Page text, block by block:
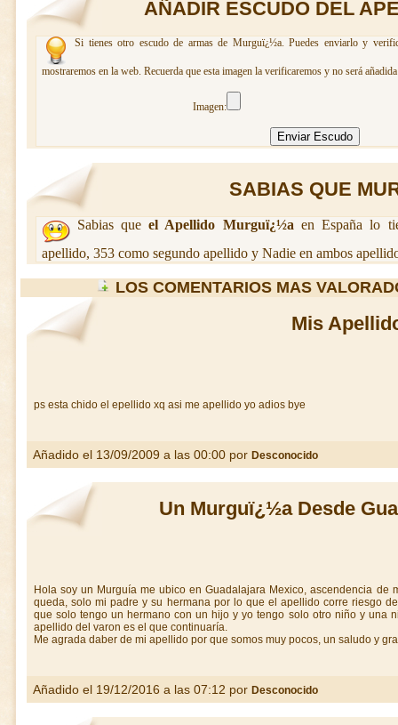
AÑADIR ESCUDO DEL
Si tienes otro escudo de armas de Murguï¿½a. Puedes enviarlo y
mostraremos en la web. Recuerda que esta imagen la verificaremos y no será
Imagen:
SABIAS QUE
Sabias queel Apellido Murguï¿½a en España lo
apellido, 353 como segundo apellido y Nadie en ambos
LOS COMENTARIOS MAS
Mis
ps esta chido el epellido xq asi me apellido yo adios bye
Añadido el 13/09/2009 a las 00:00 por Desconocido
Un Murguï¿½a Desde
Hola soy un Murguía me ubico en Guadalajara Mexico, ascendencia de
queda, solo mi padre y su hermana por lo que el apellido corre riesgo
que solo tengo un hermano con un hijo y yo tengo solo otro niño y una
apellido del varon es el que continuaría.
Me agrada daber de mi apellido por que somos muy pocos, un saludo y
Añadido el 19/12/2016 a las 07:12 por Desconocido